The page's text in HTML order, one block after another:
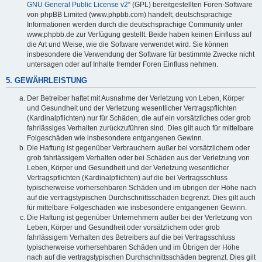
GNU General Public License v2“ (GPL) bereitgestellten Foren-Software
von phpBB Limited (www.phpbb.com) handelt; deutschsprachige
Informationen werden durch die deutschsprachige Community unter
www.phpbb.de zur Verfügung gestellt. Beide haben keinen Einfluss auf
die Art und Weise, wie die Software verwendet wird. Sie können
insbesondere die Verwendung der Software für bestimmte Zwecke nicht
untersagen oder auf Inhalte fremder Foren Einfluss nehmen.
5. GEWÄHRLEISTUNG
Der Betreiber haftet mit Ausnahme der Verletzung von Leben, Körper
und Gesundheit und der Verletzung wesentlicher Vertragspflichten
(Kardinalpflichten) nur für Schäden, die auf ein vorsätzliches oder grob
fahrlässiges Verhalten zurückzuführen sind. Dies gilt auch für mittelbare
Folgeschäden wie insbesondere entgangenen Gewinn.
Die Haftung ist gegenüber Verbrauchern außer bei vorsätzlichem oder
grob fahrlässigem Verhalten oder bei Schäden aus der Verletzung von
Leben, Körper und Gesundheit und der Verletzung wesentlicher
Vertragspflichten (Kardinalpflichten) auf die bei Vertragsschluss
typischerweise vorhersehbaren Schäden und im übrigen der Höhe nach
auf die vertragstypischen Durchschnittsschäden begrenzt. Dies gilt auch
für mittelbare Folgeschäden wie insbesondere entgangenen Gewinn.
Die Haftung ist gegenüber Unternehmern außer bei der Verletzung von
Leben, Körper und Gesundheit oder vorsätzlichem oder grob
fahrlässigem Verhalten des Betreibers auf die bei Vertragsschluss
typischerweise vorhersehbaren Schäden und im Übrigen der Höhe
nach auf die vertragstypischen Durchschnittsschäden begrenzt. Dies gilt